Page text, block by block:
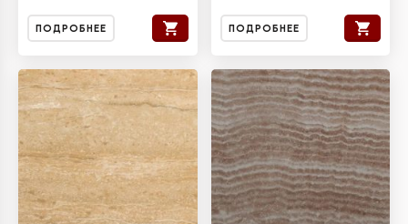
ПОДРОБНЕЕ ПОДРОБНЕЕ